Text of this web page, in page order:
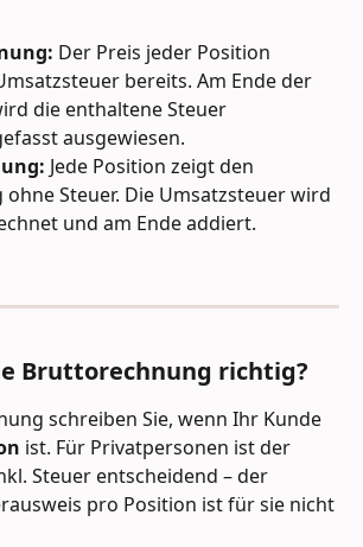
Der Preis jeder Position
bereits. Am Ende der
die enthaltene Steuer
ausgewiesen.
Jede Position zeigt den
Steuer. Die Umsatzsteuer wird
und am Ende addiert.
Bruttorechnung richtig?
schreiben Sie, wenn Ihr Kunde
ist. Für Privatpersonen ist der
Steuer entscheidend – der
pro Position ist für sie nicht